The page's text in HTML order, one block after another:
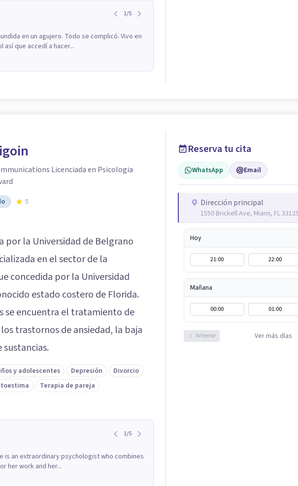
1/5
en un agujero. Todo se complicó. Vivo en
así que accedí a hacer...
Licenciada en Psicologia
5
por la Universidad de Belgrano
en el sector de la
concedida por la Universidad
estado costero de Florida.
se encuentra el tratamiento de
trastornos de ansiedad, la baja
y adolescentes Depresión
Divorcio
Terapia de pareja
1/5
is an extraordinary psychologist who combines
her work and her...
Reserva tu cita
WhatsApp Email
Dirección principal
1550 Brickell Ave, Miami, FL
Hoy
21:00 22:00
Mañana
00:00 01:00
Anterior Ver más días